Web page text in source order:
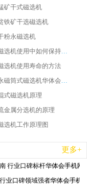
矿干式磁选机
铁矿干选磁选机
粉永磁选机
强磁磁选机使用中如何保持其顺畅运行
选机使用寿命的方法
山西永磁筒式磁选机华体会手机网页版-华体会(中国)
式磁选机原理
金属分选机的原理
选机工作原理图
更多+
2026-06-26
行业口碑标杆华体会手机网
2026-06-26
业口碑领域强者华体会手机